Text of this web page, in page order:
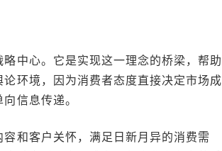
中心。它是实现这一理念的桥梁，帮助
环境，因为消费者态度直接决定市场成
信息传递。
和客户关怀，满足日新月异的消费需